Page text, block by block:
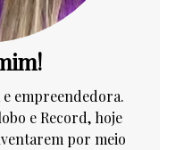
empreendedora.
e Record, hoje
por meio